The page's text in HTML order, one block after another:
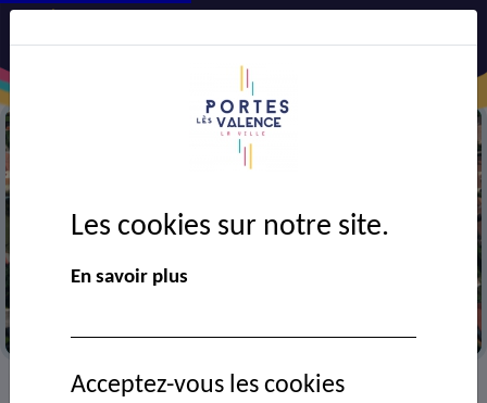
> VIE MUNICIPALE > Ressources documentaires
Les cookies sur notre site.
En savoir plus
Acceptez-vous les cookies